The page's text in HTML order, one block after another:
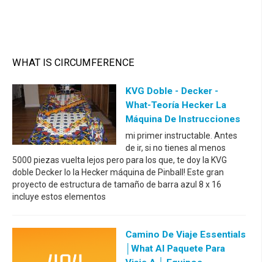
WHAT IS CIRCUMFERENCE
KVG Doble - Decker -
What-Teoría Hecker La
Máquina De Instrucciones
mi primer instructable. Antes
de ir, si no tienes al menos
5000 piezas vuelta lejos pero para los que, te doy la KVG
doble Decker lo la Hecker máquina de Pinball! Este gran
proyecto de estructura de tamaño de barra azul 8 x 16
incluye estos elementos
Camino De Viaje Essentials
│What Al Paquete Para